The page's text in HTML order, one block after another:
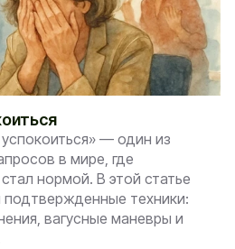
— один из
в мире, где
нормой. В этой статье
подтвержденные техники:
вагусные маневры и